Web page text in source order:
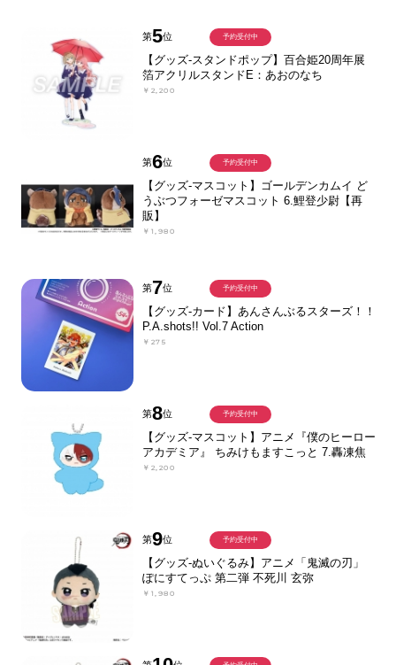
第5位
【グッズ-スタンドポップ】百合姫20周年展
箔アクリルスタンドE：あおのなち
￥2,200
予約受付中
第6位
【グッズ-マスコット】ゴールデンカムイ ど
うぶつフォーゼマスコット 6.鯉登少尉【再
販】
￥1,980
予約受付中
第7位
【グッズ-カード】あんさんぶるスターズ！！
P.A.shots!! Vol.7 Action
￥275
予約受付中
第8位
【グッズ-マスコット】アニメ『僕のヒーロー
アカデミア』 ちみけもますこっと 7.轟凍焦
￥2,200
予約受付中
第9位
【グッズ-ぬいぐるみ】アニメ「鬼滅の刃」
ぽにすてっぷ 第二弾 不死川 玄弥
￥1,980
予約受付中